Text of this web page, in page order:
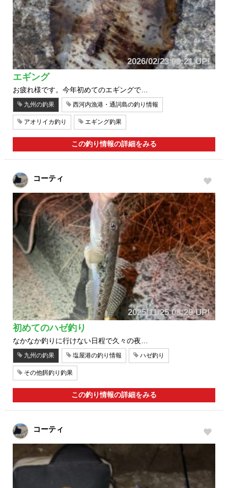
2026/02/23 09:21 UP!
エギング
お疲れ様です。今年初めてのエギングで…
九州の釣果 西河内漁港・通詞島の釣り情報
アオリイカ釣り エギング釣果
この釣り情報の詳細をみる
コーティ
2025/11/25 08:29 UP!
初めてのハゼ釣り
なかなか釣りに行けない日程で久々の夜…
九州の釣果 塩屋港の釣り情報 ハゼ釣り
その他餌釣り釣果
この釣り情報の詳細をみる
コーティ